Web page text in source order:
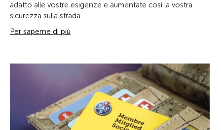
adatto alle vostre esigenze e aumentate così la vostra
sicurezza sulla strada.
Per saperne di più